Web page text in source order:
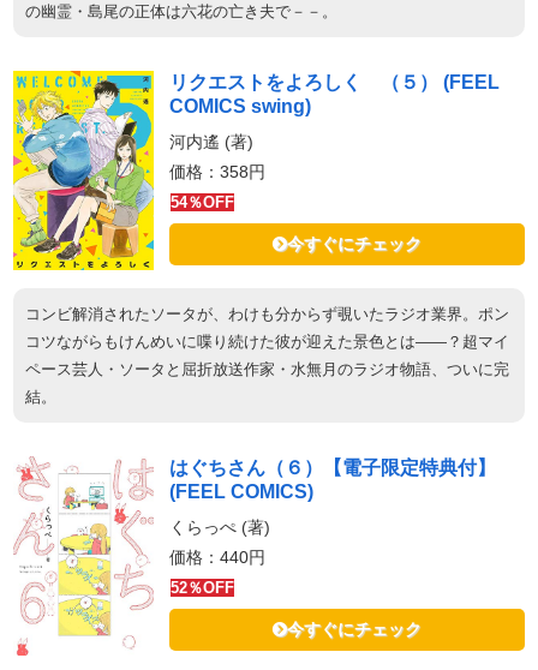
の幽霊・島尾の正体は六花の亡き夫で－－。
リクエストをよろしく （５） (FEEL
COMICS swing)
河内遙 (著)
価格：358円
54％OFF
今すぐにチェック
コンビ解消されたソータが、わけも分からず覗いたラジオ業界。ポン
コツながらもけんめいに喋り続けた彼が迎えた景色とは――？超マイ
ペース芸人・ソータと屈折放送作家・水無月のラジオ物語、ついに完
結。
はぐちさん（６）【電子限定特典付】
(FEEL COMICS)
くらっぺ (著)
価格：440円
52％OFF
今すぐにチェック